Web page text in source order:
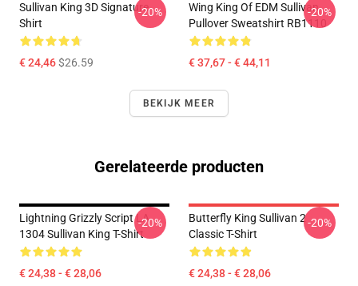
Sullivan King 3D Signature
Shirt
€ 24,46$26.59
-20%
Wing King Of EDM Sullivan
Pullover Sweatshirt RB1110
€ 37,67 - € 44,11
-20%
BEKIJK MEER
Gerelateerde producten
Lightning Grizzly Script LA
1304 Sullivan King T-Shirt
€ 24,38 - € 28,06
-20%
Butterfly King Sullivan 2
Classic T-Shirt
€ 24,38 - € 28,06
-20%